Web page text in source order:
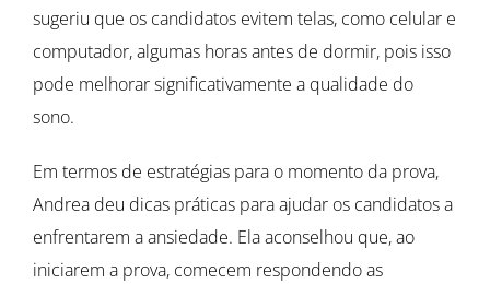
sugeriu que os candidatos evitem telas, como celular e
computador, algumas horas antes de dormir, pois isso
pode melhorar significativamente a qualidade do
sono.
Em termos de estratégias para o momento da prova,
Andrea deu dicas práticas para ajudar os candidatos a
enfrentarem a ansiedade. Ela aconselhou que, ao
iniciarem a prova, comecem respondendo as